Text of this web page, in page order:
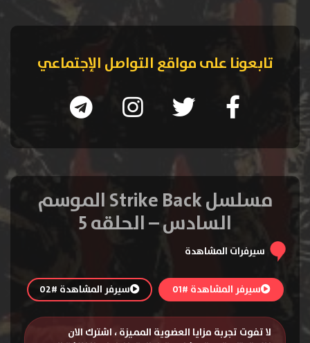
تابعونا على مواقع التواصل الإجتماعي
مسلسل Strike Back الموسم
السادس – الحلقه 5
سيرفرات المشاهدة
سيرفر المشاهدة #01 سيرفر المشاهدة #02
لا تفوت تجربة مزايا العضوية المميزة ، اشترك الان